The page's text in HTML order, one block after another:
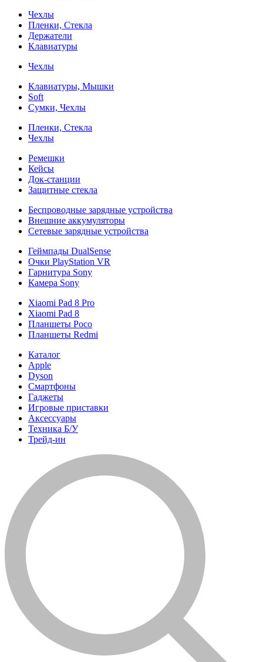
Чехлы
Пленки, Стекла
Держатели
Клавиатуры
Чехлы
Клавиатуры, Мышки
Soft
Сумки, Чехлы
Пленки, Стекла
Чехлы
Ремешки
Кейсы
Док-станции
Защитные стекла
Беспроводные зарядные устройства
Внешние аккумуляторы
Сетевые зарядные устройства
Геймпады DualSense
Очки PlayStation VR
Гарнитура Sony
Камера Sony
Xiaomi Pad 8 Pro
Xiaomi Pad 8
Планшеты Poco
Планшеты Redmi
Каталог
Apple
Dyson
Смартфоны
Гаджеты
Игровые приставки
Аксессуары
Техника Б/У
Трейд-ин